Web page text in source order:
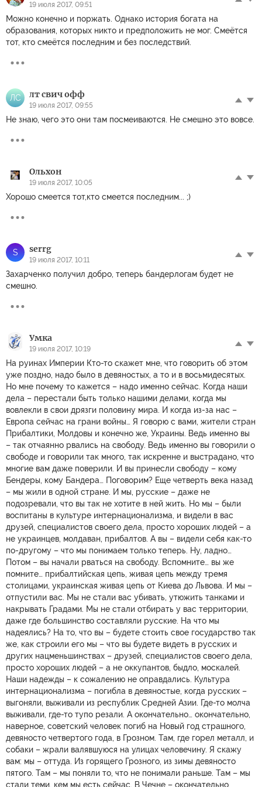
Проберёт до костей, до кончиков. Эй, братва! Чуете
печёнками Грозный смех русских колокольчиков? Я все
сказал. Александр Афанасьев
19 июля 2017, 09:51
Можно конечно и поржать. Однако история богата на
образования, которых никто и предположить не мог. Смеётся
тот, кто смеётся последним и без последствий.
ЛС лт свич офф
19 июля 2017, 09:55
Не знаю, чего это они там посмеиваются. Не смешно это вовсе.
Ольхон
19 июля 2017, 10:05
Хорошо смеется тот,кто смеется последним... ;)
S serrg
19 июля 2017, 10:11
Захарченко получил добро, теперь бандерлогам будет не
смешно.
Умка
19 июля 2017, 10:19
На руинах Империи Кто-то скажет мне, что говорить об этом
уже поздно, надо было в девяностых, а то и в восьмидесятых.
Но мне почему то кажется – надо именно сейчас. Когда наши
дела – перестали быть только нашими делами, когда мы
вовлекли в свои дрязги половину мира. И когда из-за нас –
Европа сейчас на грани войны… Я говорю с вами, жители стран
Прибалтики, Молдовы и конечно же, Украины. Ведь именно вы
– так отчаянно рвались на свободу. Ведь именно вы говорили о
свободе и говорили так много, так искренне и выстрадано, что
многие вам даже поверили. И вы принесли свободу – кому
Бендеры, кому Бандера… Поговорим? Еще четверть века назад
– мы жили в одной стране. И мы, русские – даже не
подозревали, что вы так не хотите в ней жить. Но мы – были
воспитаны в культуре интернационализма, и видели в вас
друзей, специалистов своего дела, просто хороших людей – а
не украинцев, молдаван, прибалтов. А вы – видели себя как-то
по-другому – что мы понимаем только теперь. Ну, ладно…
Потом – вы начали рваться на свободу. Вспомните… вы же
помните… прибалтийская цепь, живая цепь между тремя
столицами, украинская живая цепь от Киева до Львова. И мы –
отпустили вас. Мы не стали вас убивать, утюжить танками и
накрывать Градами. Мы не стали отбирать у вас территории,
даже где большинство составляли русские. На что мы
надеялись? На то, что вы – будете стоить свое государство так
же, как строили его мы – что вы будете видеть в русских и
других нацменьшинствах – друзей, специалистов своего дела,
просто хороших людей – а не оккупантов, быдло, москалей.
Наши надежды – к сожалению не оправдались. Культура
интернационализма – погибла в девяностые, когда русских –
выгоняли, выживали из республик Средней Азии. Где-то молча
выживали, где-то тупо резали. А окончательно… окончательно,
наверное, советский человек погиб на Новый год страшного,
девяносто четвертого года, в Грозном. Там, где горел металл, и
собаки – жрали валявшуюся на улицах человечину. Я скажу
вам: мы – оттуда. Из горящего Грозного, из зимы девяносто
пятого. Там – мы поняли то, что не понимали раньше. Там – мы
стали теми, кем мы есть сейчас. В Чечне – окончательно